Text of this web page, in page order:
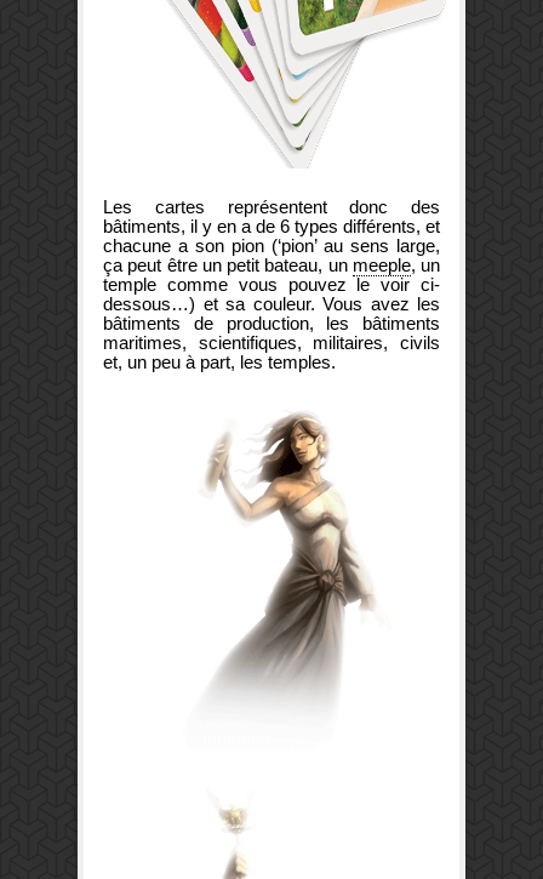
Les cartes représentent donc des
bâtiments, il y en a de 6 types différents, et
chacune a son pion (‘pion’ au sens large,
ça peut être un petit bateau, un meeple, un
temple comme vous pouvez le voir ci-
dessous…) et sa couleur. Vous avez les
bâtiments de production, les bâtiments
maritimes, scientifiques, militaires, civils
et, un peu à part, les temples.